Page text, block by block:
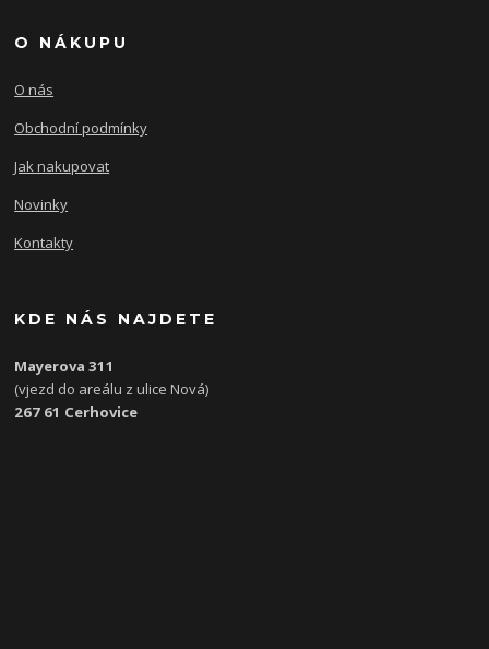
O NÁKUPU
O nás
Obchodní podmínky
Jak nakupovat
Novinky
Kontakty
KDE NÁS NAJDETE
Mayerova 311
(vjezd do areálu z ulice Nová)
267 61 Cerhovice